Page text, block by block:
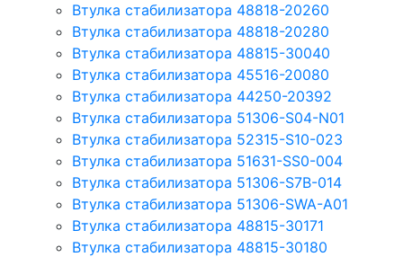
Втулка стабилизатора 48818-20260
Втулка стабилизатора 48818-20280
Втулка стабилизатора 48815-30040
Втулка стабилизатора 45516-20080
Втулка стабилизатора 44250-20392
Втулка стабилизатора 51306-S04-N01
Втулка стабилизатора 52315-S10-023
Втулка стабилизатора 51631-SS0-004
Втулка стабилизатора 51306-S7B-014
Втулка стабилизатора 51306-SWA-A01
Втулка стабилизатора 48815-30171
Втулка стабилизатора 48815-30180